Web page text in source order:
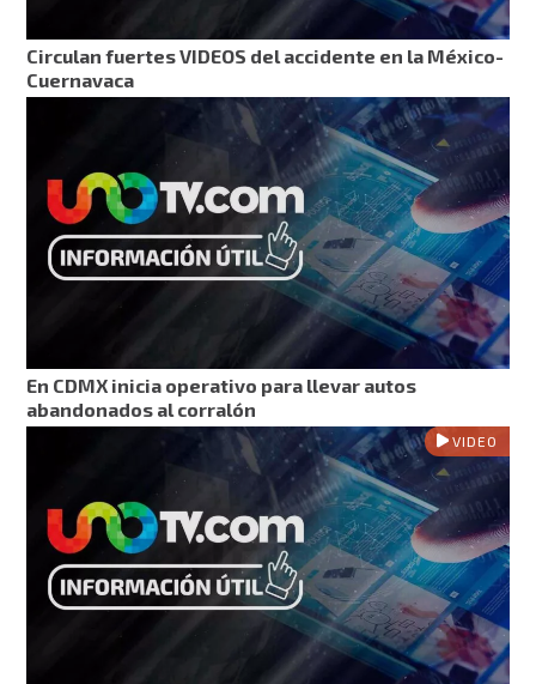
Circulan fuertes VIDEOS del accidente en la México-
Cuernavaca
En CDMX inicia operativo para llevar autos
abandonados al corralón
VIDEO